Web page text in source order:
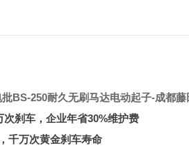
BS-250耐久无刷马达电动起子-成都藤
刹车，企业年省30%维护费
千万次黄金刹车寿命